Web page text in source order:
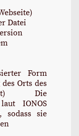
Datei
Form
Orts des
Die
IONOS
sodass sie